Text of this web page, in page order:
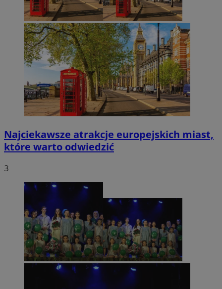
Najciekawsze atrakcje europejskich miast,
które warto odwiedzić
3